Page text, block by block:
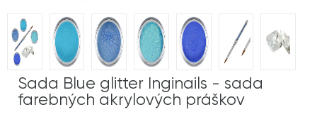
Sada Blue glitter Inginails - sada
farebných akrylových práškov